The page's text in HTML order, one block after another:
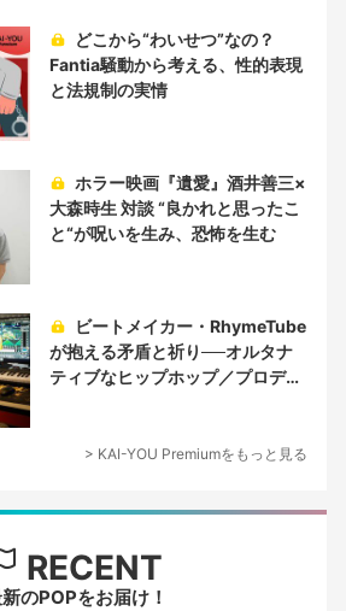
Fantia騒動から考える、性的表現
と法規制の実情
大森時生 対談 “良かれと思ったこ
と“が呪いを生み、恐怖を生む
が抱える矛盾と祈り──オルタナ
ティブなヒップホップ／プロデュ
> KAI-YOU Premiumをもっと見る
RECENT
のPOPをお届け！